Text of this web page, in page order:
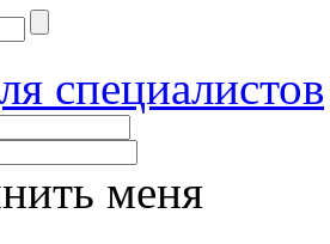
специалистов
меня